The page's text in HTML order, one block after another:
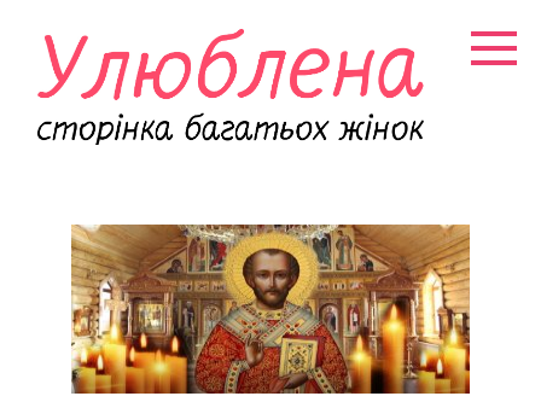
контенту